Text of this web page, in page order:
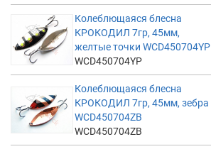
Колеблющаяся блесна
КРОКОДИЛ 7гр, 45мм,
желтые точки WCD450704YP
WCD450704YP
Колеблющаяся блесна
КРОКОДИЛ 7гр, 45мм, зебра
WCD450704ZB
WCD450704ZB